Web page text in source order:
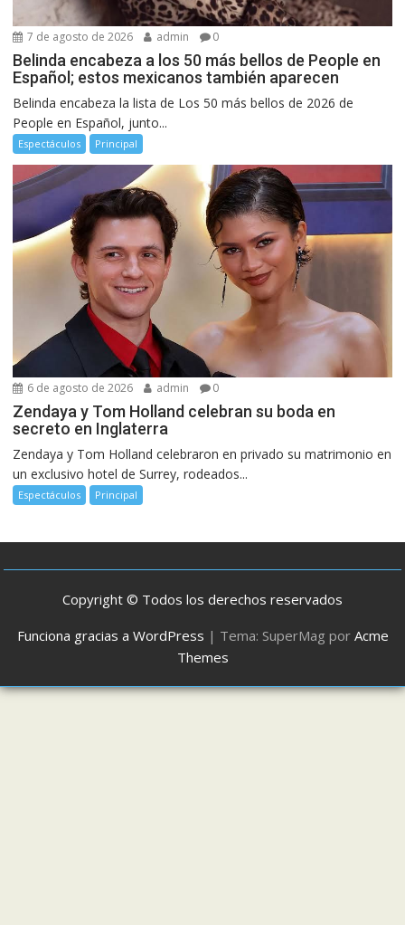
7 de agosto de 2026 admin 0
Belinda encabeza a los 50 más bellos de People en
Español; estos mexicanos también aparecen
Belinda encabeza la lista de Los 50 más bellos de 2026 de
People en Español, junto...
Espectáculos Principal
6 de agosto de 2026 admin 0
Zendaya y Tom Holland celebran su boda en
secreto en Inglaterra
Zendaya y Tom Holland celebraron en privado su matrimonio en
un exclusivo hotel de Surrey, rodeados...
Espectáculos Principal
Copyright © Todos los derechos reservados
Funciona gracias a WordPress | Tema: SuperMag por Acme
Themes